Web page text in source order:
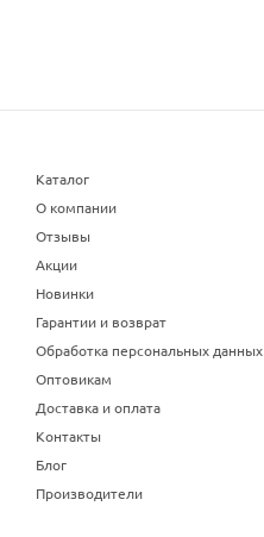
Каталог
О компании
Отзывы
Акции
Новинки
Гарантии и возврат
Обработка персональных данных
Оптовикам
Доставка и оплата
Контакты
Блог
Производители